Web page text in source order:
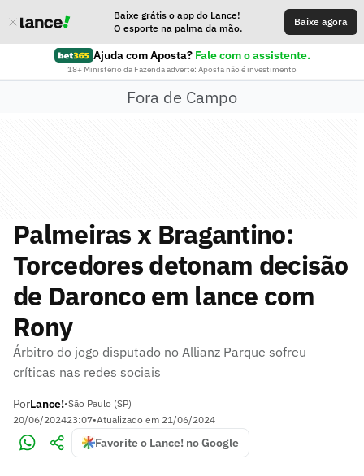
Baixe grátis o app do Lance!
O esporte na palma da mão.
Baixe agora
Ajuda com Aposta? Fale com o assistente.
18+ Ministério da Fazenda adverte: Aposta não é investimento
Fora de Campo
Palmeiras x Bragantino:
Torcedores detonam decisão
de Daronco em lance com
Rony
Árbitro do jogo disputado no Allianz Parque sofreu
críticas nas redes sociais
PorLance!•São Paulo (SP)
20/06/202423:07•Atualizado em 21/06/2024
Favorite o Lance! no Google